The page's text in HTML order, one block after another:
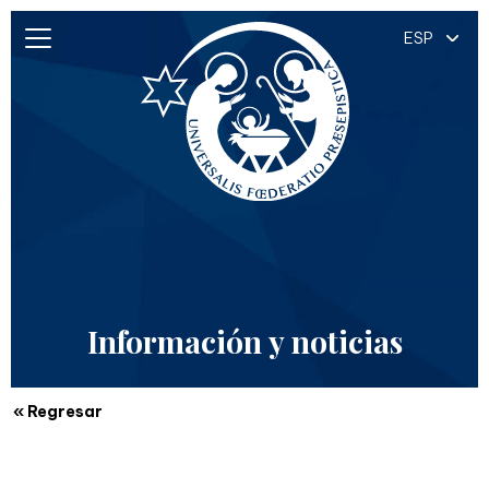
ESP
Información y noticias
« Regresar